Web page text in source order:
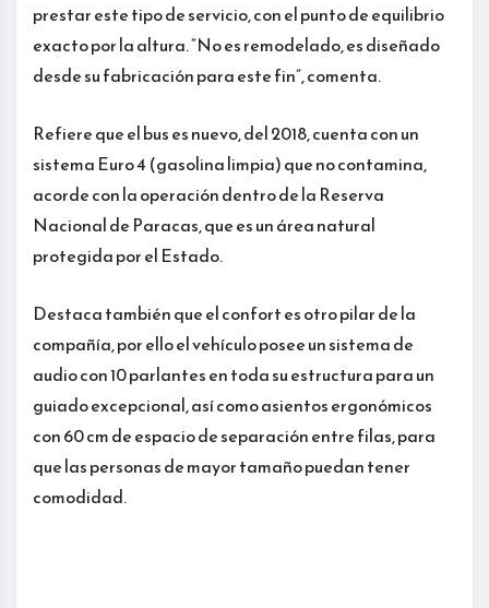
prestar este tipo de servicio, con el punto de equilibrio
exacto por la altura. “No es remodelado, es diseñado
desde su fabricación para este fin”, comenta.
Refiere que el bus es nuevo, del 2018, cuenta con un
sistema Euro 4 (gasolina limpia) que no contamina,
acorde con la operación dentro de la Reserva
Nacional de Paracas, que es un área natural
protegida por el Estado.
Destaca también que el confort es otro pilar de la
compañía, por ello el vehículo posee un sistema de
audio con 10 parlantes en toda su estructura para un
guiado excepcional, así como asientos ergonómicos
con 60 cm de espacio de separación entre filas, para
que las personas de mayor tamaño puedan tener
comodidad.